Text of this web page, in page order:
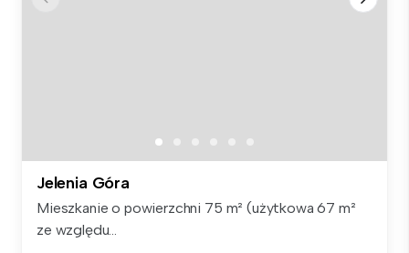
Jelenia Góra
Mieszkanie o powierzchni 75 m² (użytkowa 67 m²
ze względu...